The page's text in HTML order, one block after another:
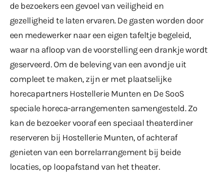
de bezoekers een gevoel van veiligheid en
gezelligheid te laten ervaren. De gasten worden door
een medewerker naar een eigen tafeltje begeleid,
waar na afloop van de voorstelling een drankje wordt
geserveerd. Om de beleving van een avondje uit
compleet te maken, zijn er met plaatselijke
horecapartners Hostellerie Munten en De SooS
speciale horeca-arrangementen samengesteld. Zo
kan de bezoeker vooraf een speciaal theaterdiner
reserveren bij Hostellerie Munten, of achteraf
genieten van een borrelarrangement bij beide
locaties, op loopafstand van het theater.